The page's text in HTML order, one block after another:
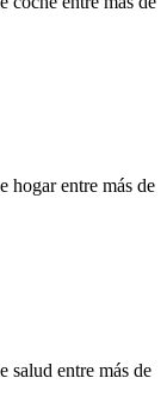
hogar entre más de
salud entre más de